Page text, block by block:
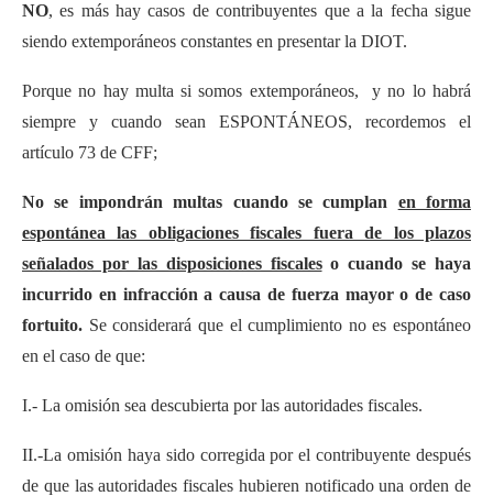
NO, es más hay casos de contribuyentes que a la fecha sigue
siendo extemporáneos constantes en presentar la DIOT.
Porque no hay multa si somos extemporáneos, y no lo habrá
siempre y cuando sean ESPONTÁNEOS, recordemos el
artículo 73 de CFF;
No se impondrán multas cuando se cumplan en forma
espontánea las obligaciones fiscales fuera de los plazos
señalados por las disposiciones fiscaleso cuando se haya
incurrido en infracción a causa de fuerza mayor o de caso
fortuito. Se considerará que el cumplimiento no es espontáneo
en el caso de que:
I.- La omisión sea descubierta por las autoridades fiscales.
II.-La omisión haya sido corregida por el contribuyente después
de que las autoridades fiscales hubieren notificado una orden de